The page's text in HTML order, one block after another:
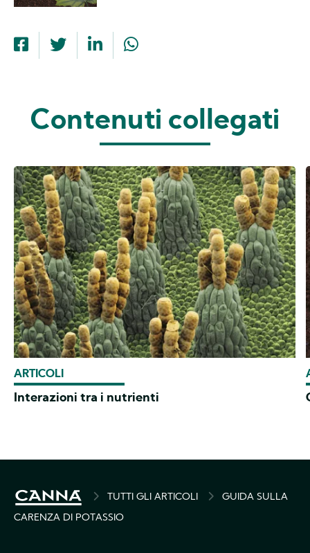
Contenuti collegati
ARTICOLI
Interazioni tra i nutrienti
BREADCRUMBTUTTI GLI ARTICOLI
GUIDA SULLA
CARENZA DI POTASSIO